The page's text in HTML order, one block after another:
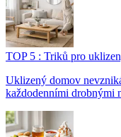
TOP 5 : Triků pro
Uklizený domov
každodenními drobnými